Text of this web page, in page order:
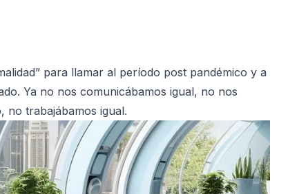
para llamar al período post pandémico y a
Ya no nos comunicábamos igual, no nos
no trabajábamos igual.